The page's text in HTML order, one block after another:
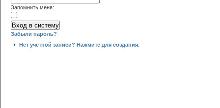
Запомнить меня:
Забыли пароль?
Нет учетной записи? Нажмите для создания.